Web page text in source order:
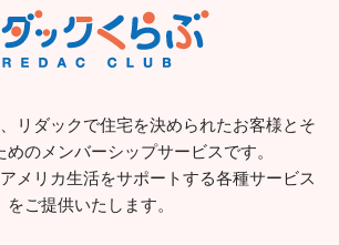
リダックで住宅を決められたお客様とそ
めのメンバーシップサービスです。
メリカ生活をサポートする各種サービス
をご提供いたします。